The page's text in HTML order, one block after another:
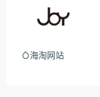
海淘网站